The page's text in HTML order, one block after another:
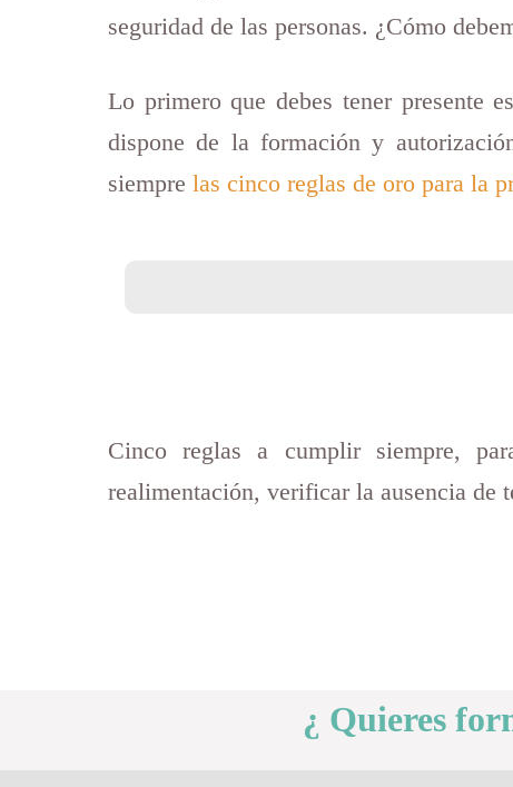
seguridad de las personas. ¿Cómo
Lo primero que debes tener presente
dispone de la formación y
siempre las cinco reglas de oro para la
Cinco reglas a cumplir siempre,
realimentación, verificar la ausencia de
¿ Quieres